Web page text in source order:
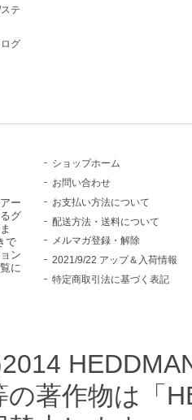
テ
グ
ー
グ
で
ン
に
ショップホーム
お問い合わせ
お支払い方法について
配送方法・送料について
メルマガ登録・解除
2021/9/22 アップ＆入荷情報
特定商取引法に基づく表記
の著作物は「